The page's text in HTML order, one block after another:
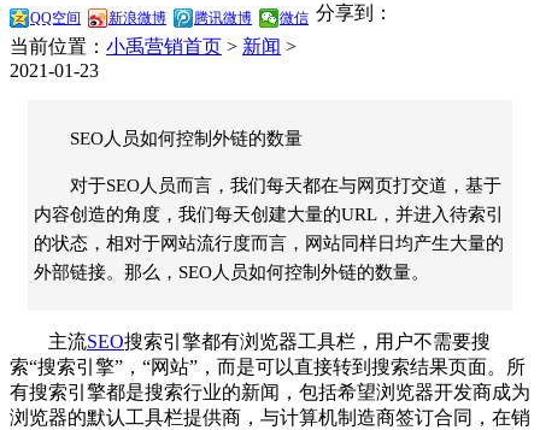
分享到：
QQ空间 新浪微博 腾讯微博 微信
当前位置： 小禹营销首页 > 新闻 >
2021-01-23
SEO人员如何控制外链的数量
对于SEO人员而言，我们每天都在与网页打交道，基于
内容创造的角度，我们每天创建大量的URL，并进入待索引
的状态，相对于网站流行度而言，网站同样日均产生大量的
外部链接。那么，SEO人员如何控制外链的数量。
主流SEO搜索引擎都有浏览器工具栏，用户不需要搜
索“搜索引擎”，“网站”，而是可以直接转到搜索结果页面。所
有搜索引擎都是搜索行业的新闻，包括希望浏览器开发商成为
浏览器的默认工具栏提供商，与计算机制造商签订合同，在销